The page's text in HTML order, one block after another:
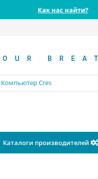
Как нас найти?
Каталоги производителей